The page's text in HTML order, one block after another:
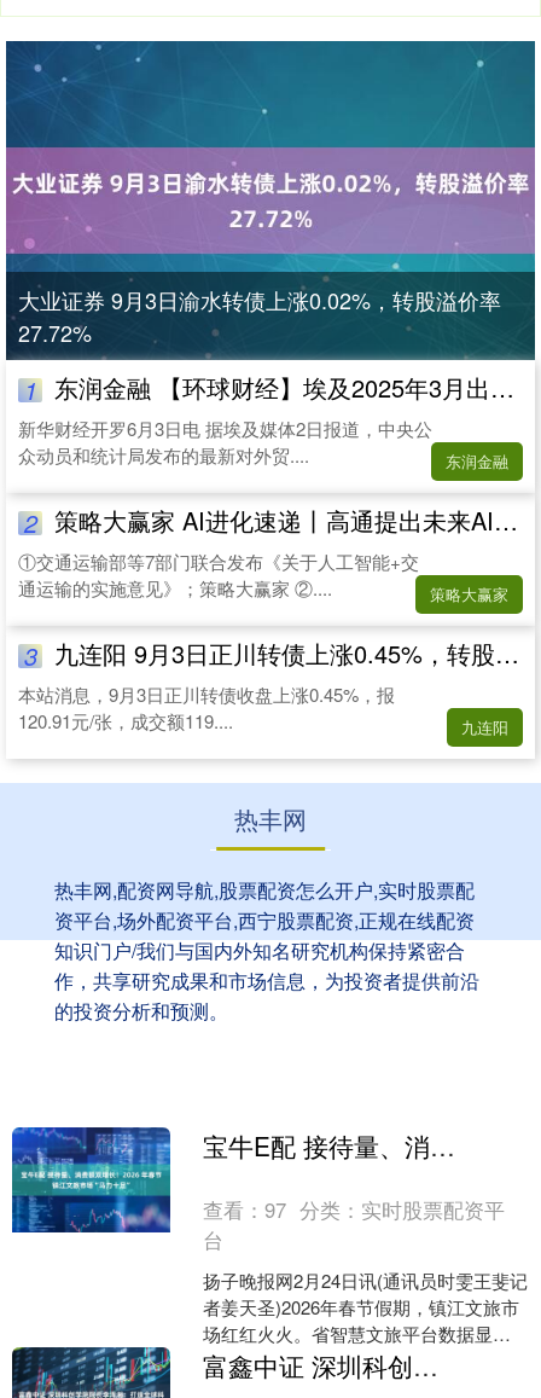
大业证券 9月3日渝水转债上涨0.02%，转股溢价率
27.72%
1 东润金融 【环球财经】埃及2025年3月出口总额为46.2亿美元
新华财经开罗6月3日电 据埃及媒体2日报道，中央公
众动员和统计局发布的最新对外贸....
东润金融
2 策略大赢家 AI进化速递丨高通提出未来AI发展的六大趋势
①交通运输部等7部门联合发布《关于人工智能+交
通运输的实施意见》；策略大赢家 ②....
策略大赢家
3 九连阳 9月3日正川转债上涨0.45%，转股溢价率176.56%
本站消息，9月3日正川转债收盘上涨0.45%，报
120.91元/张，成交额119....
九连阳
热丰网
热丰网,配资网导航,股票配资怎么开户,实时股票配
资平台,场外配资平台,西宁股票配资,正规在线配资
知识门户/我们与国内外知名研究机构保持紧密合
作，共享研究成果和市场信息，为投资者提供前沿
的投资分析和预测。
宝牛E配 接待量、消费额双增长！2026 年春节镇江文旅市场“马力十足”
查看：97 分类： 实时股票配资平
台
扬子晚报网2月24日讯(通讯员时雯王斐记
者姜天圣)2026年春节假期，镇江文旅市
场红红火火。省智慧文旅平台数据显
示，9天假期全市纳入监测的文旅场所接
待游客总量、....
富鑫中证 深圳科创学院院长李泽湘：打造全球科创的广东样板